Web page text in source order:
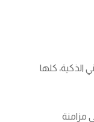
الذكية، كلها
مزامنة